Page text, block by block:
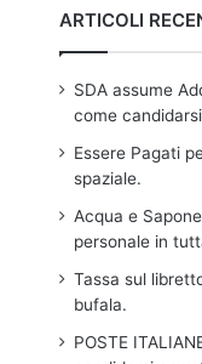
ARTICOLI
SDA assume
come
Essere Pagati
spaziale.
Acqua e
personale in
Tassa sul
bufala.
POSTE